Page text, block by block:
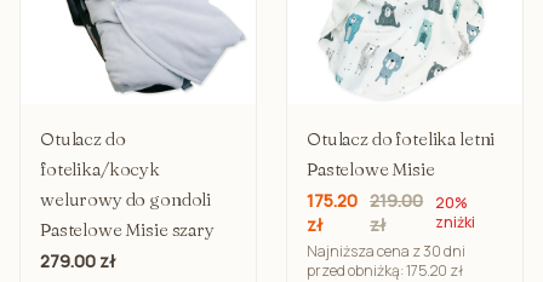
Otulacz do
fotelika/kocyk
welurowy do gondoli
Pastelowe Misie szary
279.00 zł
Otulacz do fotelika letni
Pastelowe Misie
175.20
zł
219.00
zł
20%
zniżki
Najniższa cena z 30 dni
przed obniżką: 175.20 zł